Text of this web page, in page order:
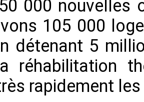
000 nouvelles
105 000
détenant 5
réhabilitation
rapidement